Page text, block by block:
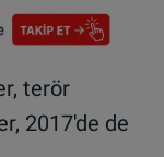
terör
2017'de de